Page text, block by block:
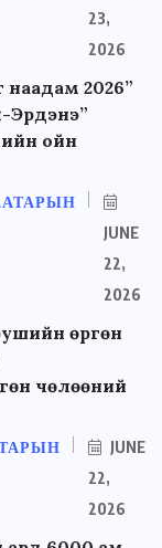
23,
2026
2026”
Эрдэнэ”
ойн
JUNE
22,
2026
өргөн
чөлөөний
JUNE
22,
2026